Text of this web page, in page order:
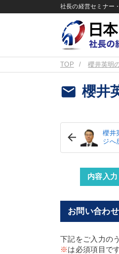
社長の経営セミナー
TOP 櫻井英明
email 櫻井
櫻井
ジへ
内容入力
お問い合わ
下記をご入力の
※は必須項目です